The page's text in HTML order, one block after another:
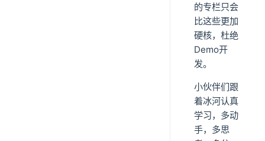
的专栏只会
比这些更加
硬核，杜绝
Demo开
发。
小伙伴们跟
着冰河认真
学习，多动
手，多思